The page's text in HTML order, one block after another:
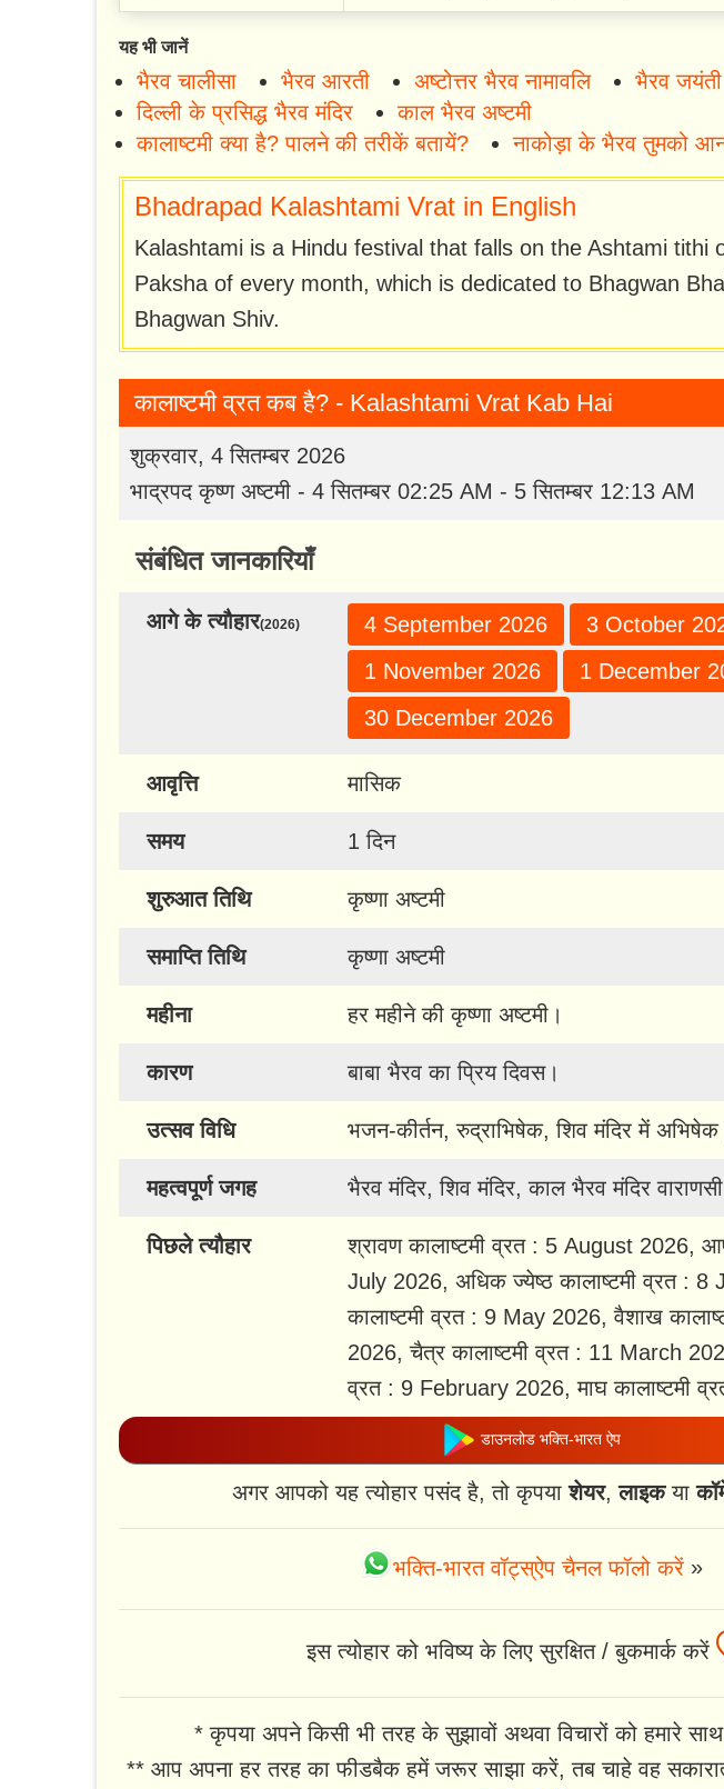
यह भी जानें
भैरव चालीसा भैरव आरती अष्टोत्तर भैरव नामावलि
भैरव जयंती
दिल्ली के प्रसिद्ध भैरव मंदिर
काल भैरव अष्टमी
कालाष्टमी क्या है? पालने की तरीकें बतायें?
नाकोड़ा के भैरव तुमको
Bhadrapad Kalashtami Vrat in English
Kalashtami is a Hindu festival that falls on the Ashtami tithi
Paksha of every month, which is dedicated to Bhagwan
Bhagwan Shiv.
कालाष्टमी व्रत कब है? - Kalashtami Vrat Kab Hai
शुक्रवार, 4 सितम्बर 2026
भाद्रपद कृष्ण अष्टमी - 4 सितम्बर 02:25 AM - 5 सितम्बर 12:13 AM
संबंधित जानकारियाँ
आगे के त्यौहार(2026) 4 September 2026
3 October
1 November 2026
1 December
30 December 2026
आवृत्ति मासिक
समय 1 दिन
शुरुआत तिथि कृष्णा अष्टमी
समाप्ति तिथि कृष्णा अष्टमी
महीना हर महीने की कृष्णा अष्टमी।
कारण बाबा भैरव का प्रिय दिवस।
उत्सव विधि भजन-कीर्तन, रुद्राभिषेक, शिव मंदिर में
महत्वपूर्ण जगह भैरव मंदिर, शिव मंदिर, काल भैरव मंदिर वाराणसी
पिछले त्यौहार
श्रावण कालाष्टमी व्रत : 5 August 2026,
July 2026, अधिक ज्येष्ठ कालाष्टमी व्रत : 8
कालाष्टमी व्रत : 9 May 2026, वैशाख
2026, चैत्र कालाष्टमी व्रत : 11 March
व्रत : 9 February 2026, माघ कालाष्टमी
डाउनलोड भक्ति-भारत ऐप
अगर आपको यह त्योहार पसंद है, तो कृपयाशेयर,लाइकया
भक्ति-भारत वॉट्स्ऐप चैनल फॉलो करें »
इस त्योहार को भविष्य के लिए सुरक्षित / बुकमार्क करें
* कृपया अपने किसी भी तरह के सुझावों अथवा विचारों को हमारे
** आप अपना हर तरह का फीडबैक हमें जरूर साझा करें, तब चाहे वह